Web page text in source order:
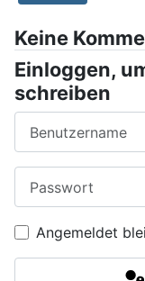
Keine
Einloggen,
schreiben
Angemeldet